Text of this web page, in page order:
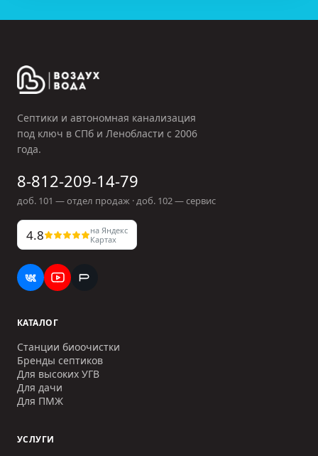
Септики и автономная канализация
под ключ в СПб и Ленобласти с 2006
года.
8-812-209-14-79
доб. 101 — отдел продаж · доб. 102— сервис
4.8
на Яндекс
Картах
КАТАЛОГ
Станции биоочистки
Бренды септиков
Для высоких УГВ
Для дачи
Для ПМЖ
УСЛУГИ